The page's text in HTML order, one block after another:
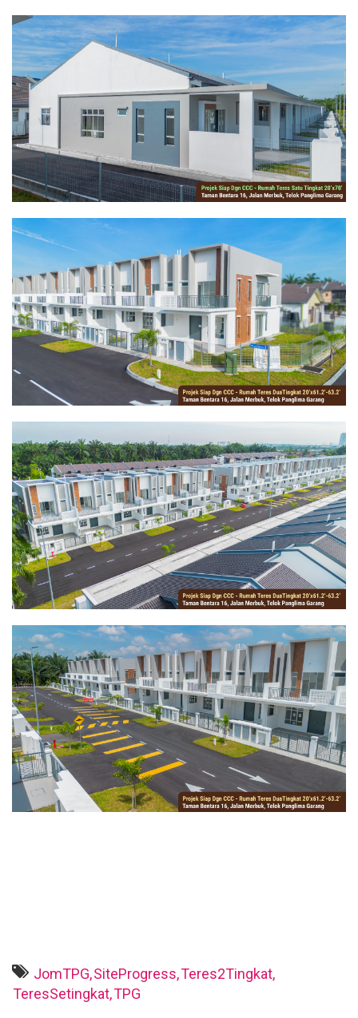
JomTPG,SiteProgress,Teres2Tingkat,
TeresSetingkat,TPG